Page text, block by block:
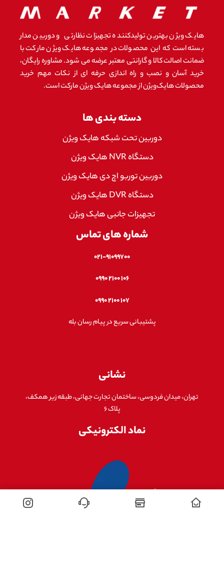
هایک ویژن بهترین تولیدکننده تجهیزات نظارتی و دوربین مدار
بسته است که این محصولات در مجموعه هایک ویژن مارکت با
ضمانت اصالت کالا و گارانتی معتبر عرضه می شود. مشاوره رایگان،
خرید آسان و نصب و راه اندازی حرفه ای از نکات مهم خرید
محصولات هایک‌ویژن از مجموعه هایک ویژن مارکت است.
دسته بندی ها
دوربین تحت شبکه هایک ویژن
دستگاه NVR هایک ویژن
دوربین توربو اچ دی هایک ویژن
دستگاه DVR هایک ویژن
تجهیزات جانبی هایک ویژن
شماره های تماس
۰۲۱-۹۱۰۹۹۷۰۰
۱۰۶ ۲۱۰۰ ۰۹۹۰
۱۰۷ ۲۱۰۰ ۰۹۹۰
پشتیبانی سریع در پیام رسان بله
نشانی
تهران، میدان فردوسی، ساختمان تجارت جهانی، طبقه زیر همکف،
پلاک ۶
نماد الکترونیکی